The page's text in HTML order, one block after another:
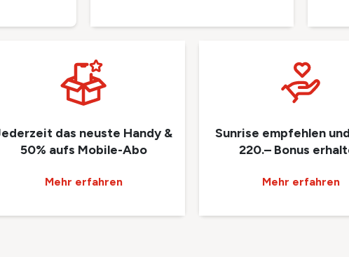
das neuste Handy &
50% aufs Mobile-Abo
Mehr erfahren
Sunrise empfehlen
220.– Bonus
Mehr erfahren